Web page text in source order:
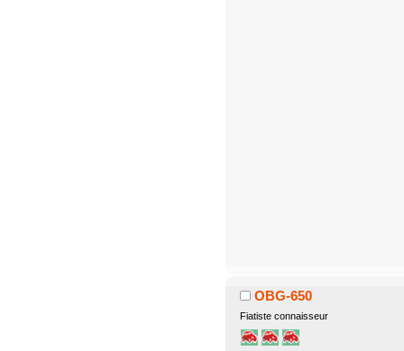
OBG-650
Fiatiste connaisseur